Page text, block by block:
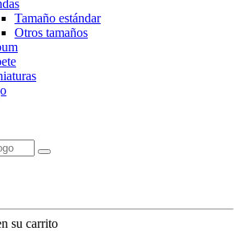
Tamaño estándar
Otros tamaños
su carrito